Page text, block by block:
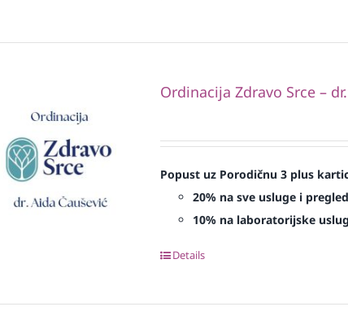
Ordinacija Zdravo Srce –
Popust uz Porodičnu 3 plus
20% na sve usluge i
10% na laboratorijske
Details